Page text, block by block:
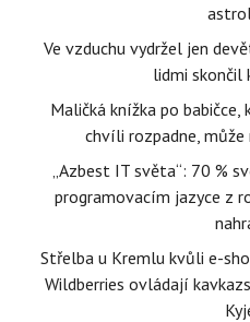
Ve vzduchu vydržel jen
lidmi
Maličká knížka po babičce,
chvíli rozpadne,
„Azbest IT světa“: 70 %
programovacím jazyce z
Střelba u Kremlu kvůli e-
Wildberries ovládají